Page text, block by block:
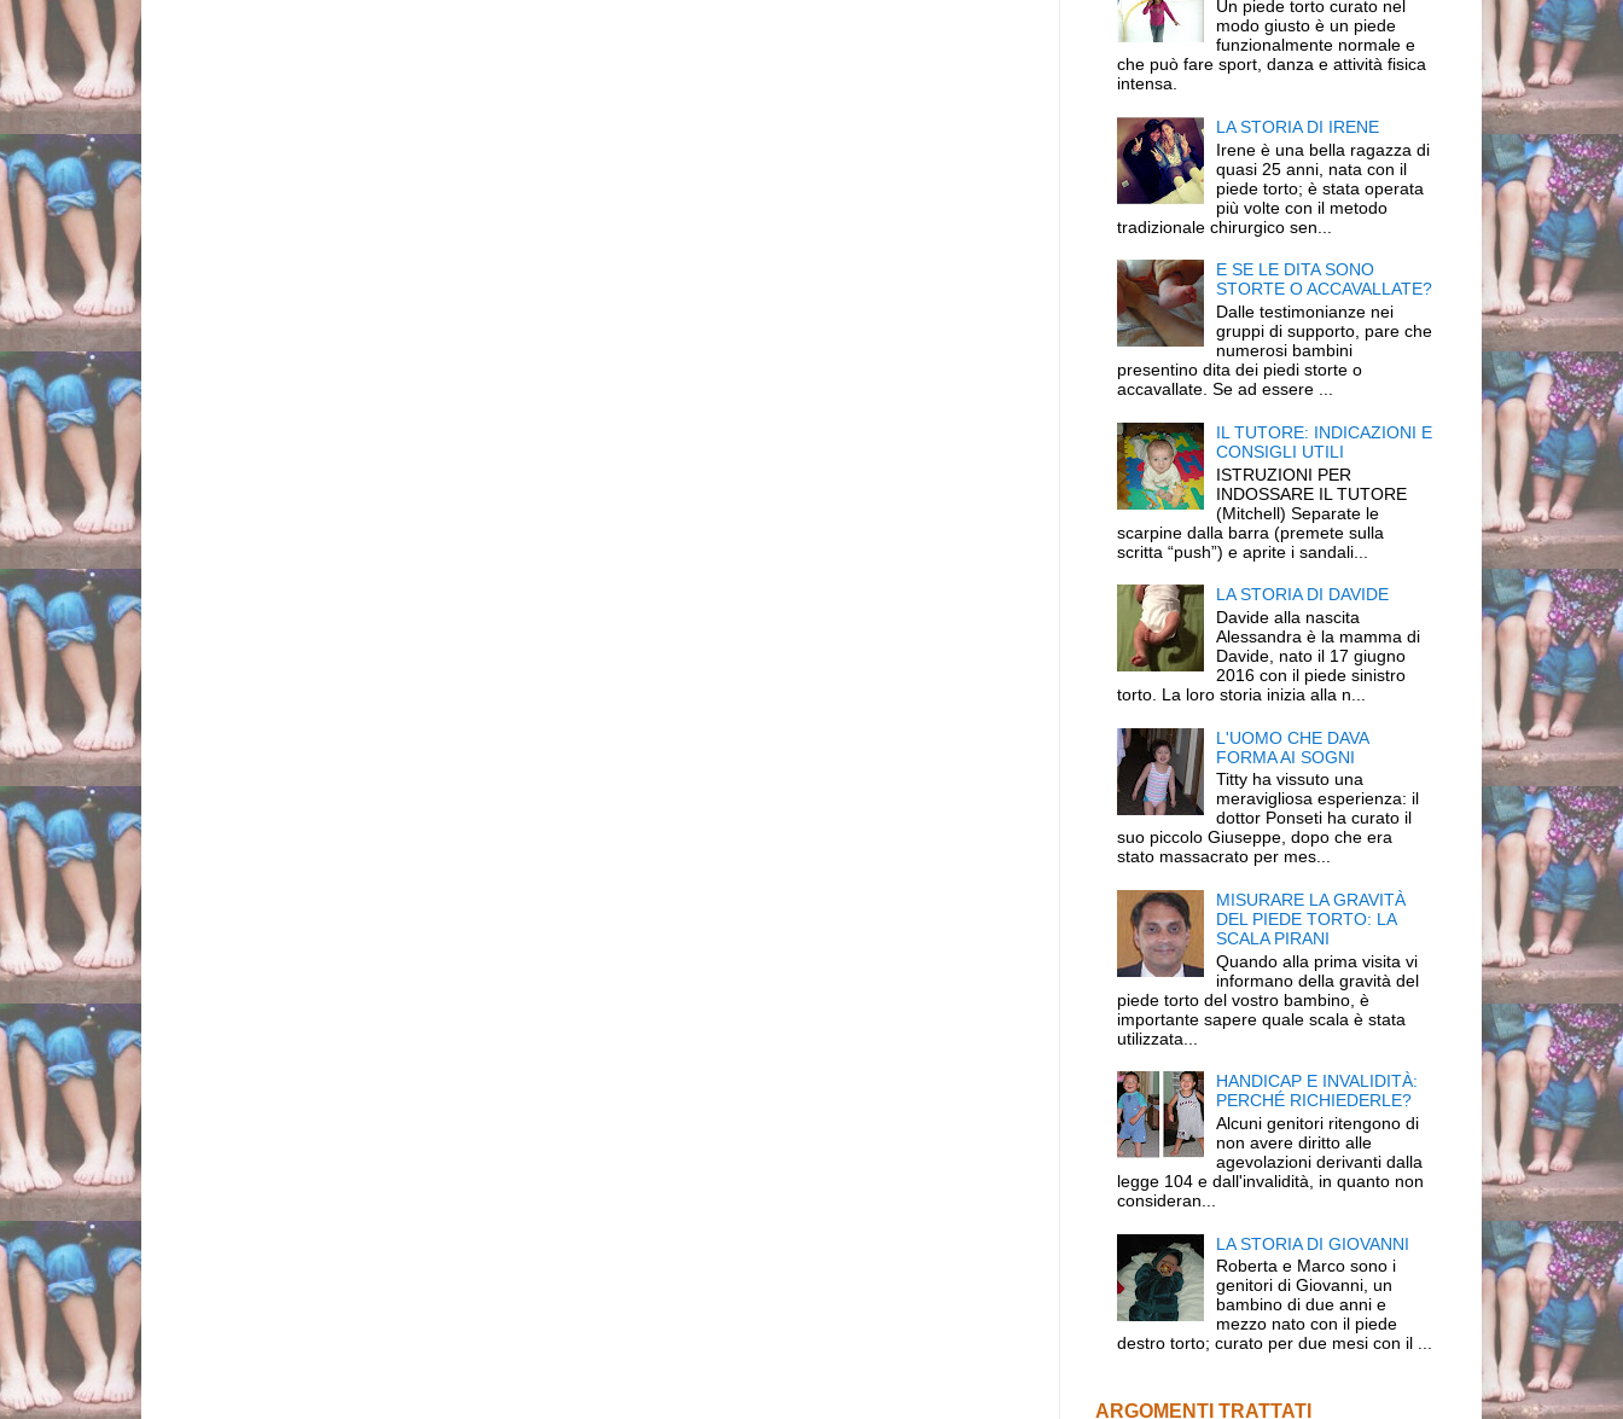
Un piede torto curato nel
modo giusto è un piede
funzionalmente normale e
che può fare sport, danza e attività fisica
intensa.
LA STORIA DI IRENE
Irene è una bella ragazza di
quasi 25 anni, nata con il
piede torto; è stata operata
più volte con il metodo
tradizionale chirurgico sen...
E SE LE DITA SONO
STORTE O ACCAVALLATE?
Dalle testimonianze nei
gruppi di supporto, pare che
numerosi bambini
presentino dita dei piedi storte o
accavallate. Se ad essere ...
IL TUTORE: INDICAZIONI E
CONSIGLI UTILI
ISTRUZIONI PER
INDOSSARE IL TUTORE
(Mitchell) Separate le
scarpine dalla barra (premete sulla
scritta “push”) e aprite i sandali...
LA STORIA DI DAVIDE
Davide alla nascita
Alessandra è la mamma di
Davide, nato il 17 giugno
2016 con il piede sinistro
torto. La loro storia inizia alla n...
L'UOMO CHE DAVA
FORMA AI SOGNI
Titty ha vissuto una
meravigliosa esperienza: il
dottor Ponseti ha curato il
suo piccolo Giuseppe, dopo che era
stato massacrato per mes...
MISURARE LA GRAVITÀ
DEL PIEDE TORTO: LA
SCALA PIRANI
Quando alla prima visita vi
informano della gravità del
piede torto del vostro bambino, è
importante sapere quale scala è stata
utilizzata...
HANDICAP E INVALIDITÀ:
PERCHÉ RICHIEDERLE?
Alcuni genitori ritengono di
non avere diritto alle
agevolazioni derivanti dalla
legge 104 e dall'invalidità, in quanto non
consideran...
LA STORIA DI GIOVANNI
Roberta e Marco sono i
genitori di Giovanni, un
bambino di due anni e
mezzo nato con il piede
destro torto; curato per due mesi con il ...
ARGOMENTI TRATTATI